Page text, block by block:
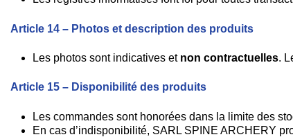
Article 14 – Photos et description des produits
Les photos sont indicatives et non contractuelles.
Article 15 – Disponibilité des produits
Les commandes sont honorées dans la limite des
En cas d’indisponibilité, SARL SPINE ARCHERY